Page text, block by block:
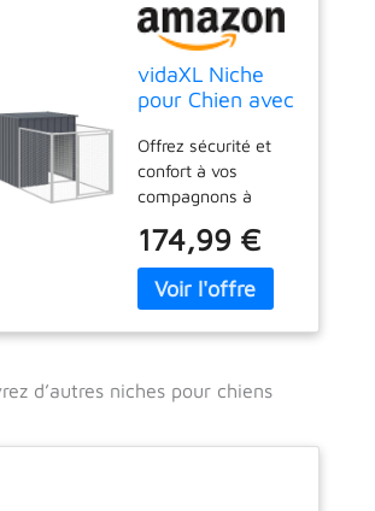
vidaXL Niche
pour Chien avec
110x201x110
cm
Offrez sécurité et
confort à vos
compagnons à
à cette niche avec
enclos.
【Utilisation
polyvalente offre un
votre animal. Elle
174,99 €
d’autres niches pour chiens